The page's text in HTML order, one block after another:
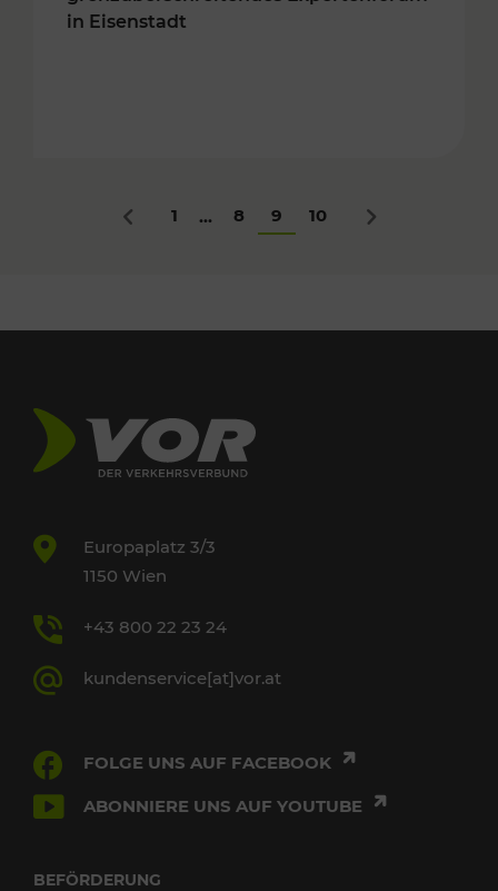
in Eisenstadt
Zurück
1 ... 8 9 10 Nächstes
Europaplatz 3/3
1150 Wien
+43 800 22 23 24
kundenservice[at]vor.at
FOLGE UNS AUF FACEBOOK
ABONNIERE UNS AUF YOUTUBE
BEFÖRDERUNG